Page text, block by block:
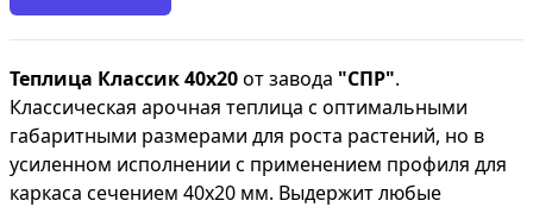
Теплица Классик 40х20от завода "СПР".
Классическая арочная теплица с оптимальными
габаритными размерами для роста растений, но в
усиленном исполнении с применением профиля для
каркаса сечением 40х20 мм. Выдержит любые